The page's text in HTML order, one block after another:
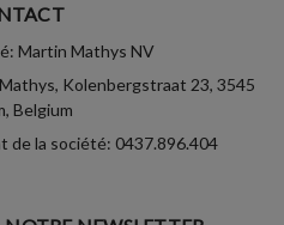
Martin Mathys NV
Kolenbergstraat 23, 3545
Belgium
de la société: 0437.896.404